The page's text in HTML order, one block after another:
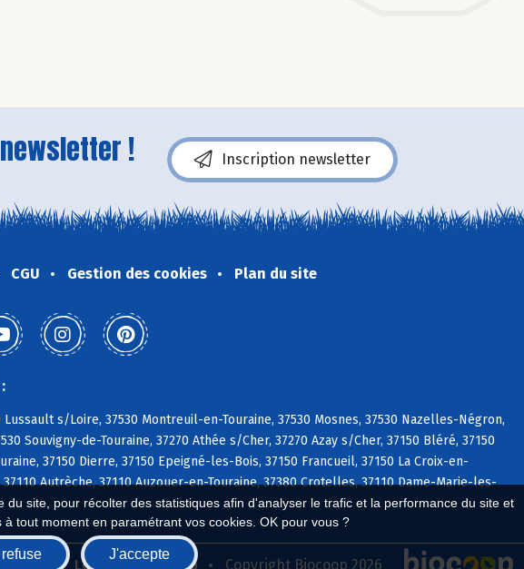
site, pour récolter des statistiques afin d'analyser le trafic et la performance du site et
tout moment en paramétrant vos cookies. OK pour vous ?
J'accepte
! Inscription newsletter
CGU Gestion des cookies Plan du site
Lussault s/Loire, 37530 Montreuil-en-Touraine, 37530 Mosnes, 37530 Nazelles-Négron,
Souvigny-de-Touraine, 37270 Athée s/Cher, 37270 Azay s/Cher, 37150 Bléré, 37150
37150 Dierre, 37150 Epeigné-les-Bois, 37150 Francueil, 37150 La Croix-en-
Autrèche, 37110 Auzouer-en-Touraine, 37380 Crotelles, 37110 Dame-Marie-les-
Le réseau Biocoop Copyright Biocoop 2026